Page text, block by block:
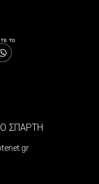
ΤΟ
ΣΠΑΡΤΗ